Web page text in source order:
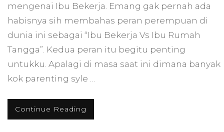
mengenai Ibu Bekerja. Emang gak pernah ada
habisnya sih membahas peran perempuan di
dunia ini sebagai “Ibu Bekerja Vs Ibu Rumah
Tangga”. Kedua peran itu begitu penting
untukku. Apalagi di masa saat ini dimana banyak
kok parenting syle …
Continue Reading